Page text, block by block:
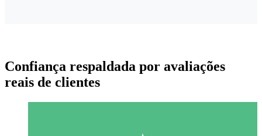
Confiança respaldada por avaliações
reais de clientes